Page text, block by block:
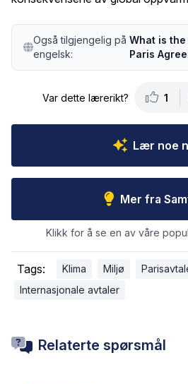
Også tilgjengelig på
engelsk:
What is
Paris
Var dette lærerikt? 1
Lær noe
Mer fra
Klikk for å se en av våre
Tags: Klima Miljø
Internasjonale avtaler
Relaterte spørsmål